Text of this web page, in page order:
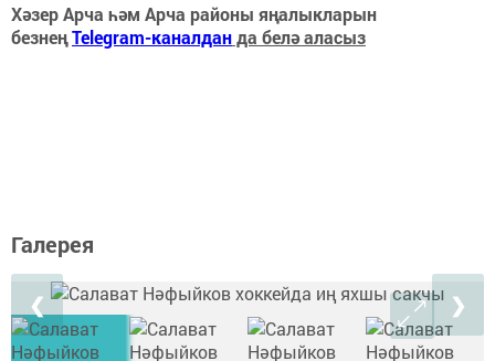
Хәзер Арча һәм Арча районы яңалыкларын
безнеңTelegram-каналданда белә аласыз
Галерея
❮ ❯